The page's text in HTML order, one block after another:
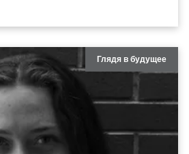
Глядя в будущее